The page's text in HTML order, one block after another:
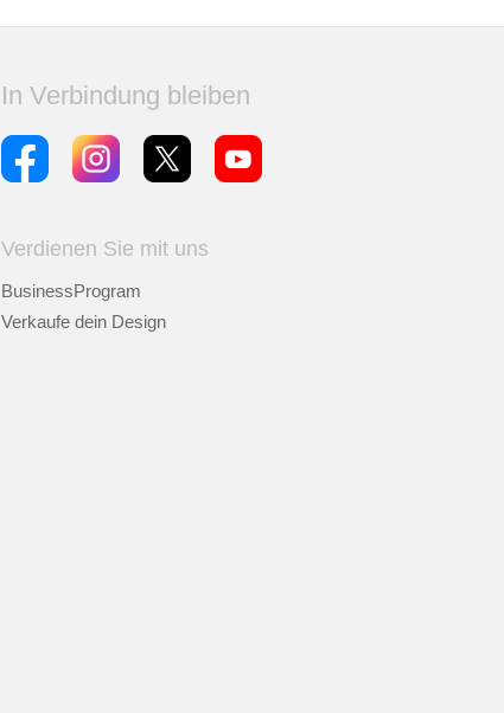
In Verbindung bleiben
Verdienen Sie mit uns
BusinessProgram
Verkaufe dein Design